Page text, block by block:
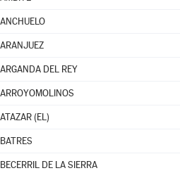
ANCHUELO
ARANJUEZ
ARGANDA DEL REY
ARROYOMOLINOS
ATAZAR (EL)
BATRES
BECERRIL DE LA SIERRA